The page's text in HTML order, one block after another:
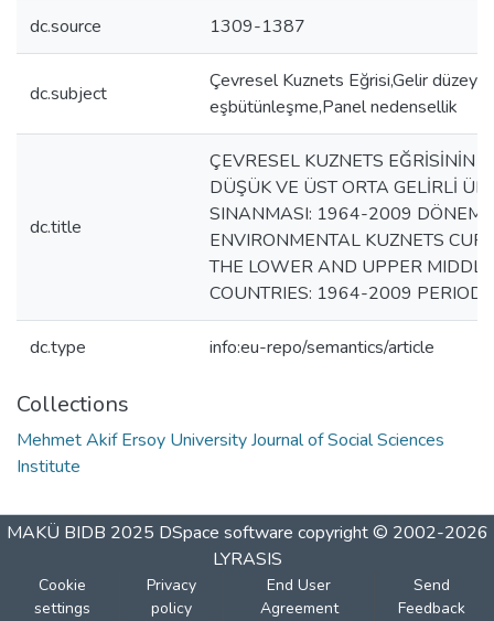
dc.source 1309-1387
dc.subject
Çevresel Kuznets Eğrisi,Gelir
eşbütünleşme,Panel nedensellik
dc.title
ÇEVRESEL KUZNETS EĞRİSİNİN
DÜŞÜK VE ÜST ORTA GELİRLİ
SINANMASI: 1964-2009 DÖNEMİ
ENVIRONMENTAL KUZNETS
THE LOWER AND UPPER
COUNTRIES: 1964-2009 PERIOD
dc.type info:eu-repo/semantics/article
Collections
Mehmet Akif Ersoy University Journal of Social Sciences
Institute
MAKÜ BIDB 2025 DSpace software copyright © 2002-2026
LYRASIS
Cookie
settings
Privacy
policy
End User
Agreement
Send
Feedback